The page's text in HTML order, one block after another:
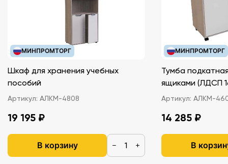
МИНПРОМТОРГ
Шкаф для хранения учебных
пособий
Артикул: АЛКМ-4808
19 195 ₽
В корзину − +
МИНПРОМТОРГ
Тумба
ящиками
Артикул: АЛКМ-
14 285 ₽
В